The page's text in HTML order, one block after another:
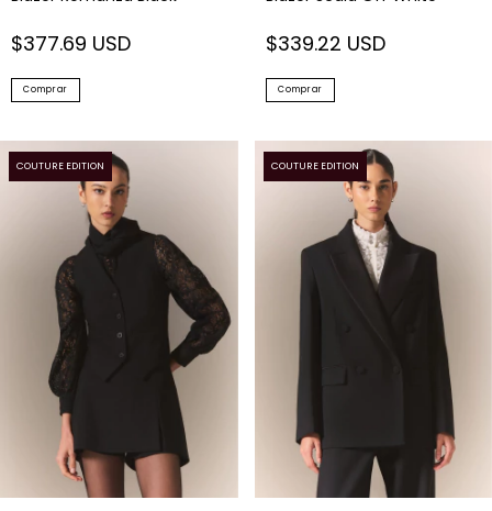
$377.69 USD
Comprar
$339.22 USD
Comprar
COUTURE EDITION COUTURE EDITION